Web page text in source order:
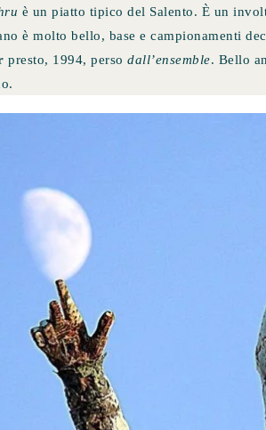
è un piatto tipico del Salento. È un
è molto bello, base e campionamenti
presto, 1994, persodall’ensemble. Bello